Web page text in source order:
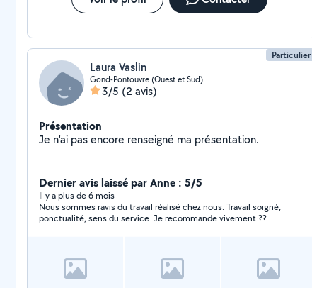
Particulier
Laura Vaslin
Gond-Pontouvre (Ouest et Sud)
3/5 (2 avis)
Présentation
Je n'ai pas encore renseigné ma présentation.
Dernier avis laissé par Anne : 5/5
Il y a plus de 6 mois
Nous sommes ravis du travail réalisé chez nous. Travail soigné,
ponctualité, sens du service. Je recommande vivement ??